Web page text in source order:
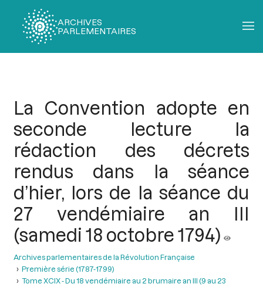
ARCHIVES
PARLEMENTAIRES
La Convention adopte en
seconde lecture la
rédaction des décrets
rendus dans la séance
d’hier, lors de la séance du
27 vendémiaire an III
(samedi 18 octobre 1794)
Archives parlementaires de la Révolution Française
Première série (1787-1799)
Tome XCIX - Du 18 vendémiaire au 2 brumaire an III (9 au 23